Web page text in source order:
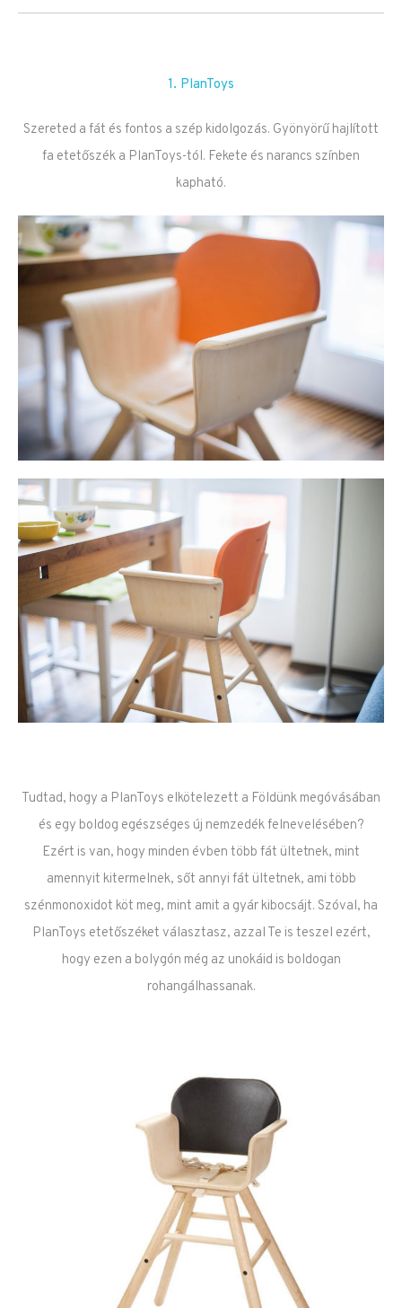
1. PlanToys
Szereted a fát és fontos a szép kidolgozás. Gyönyörű hajlított
fa etetőszék a PlanToys-tól. Fekete és narancs színben
kapható.
Tudtad, hogy a PlanToys elkötelezett a Földünk megóvásában
és egy boldog egészséges új nemzedék felnevelésében?
Ezért is van, hogy minden évben több fát ültetnek, mint
amennyit kitermelnek, sőt annyi fát ültetnek, ami több
szénmonoxidot köt meg, mint amit a gyár kibocsájt. Szóval, ha
PlanToys etetőszéket választasz, azzal Te is teszel ezért,
hogy ezen a bolygón még az unokáid is boldogan
rohangálhassanak.